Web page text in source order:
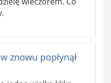
znowu popłynął